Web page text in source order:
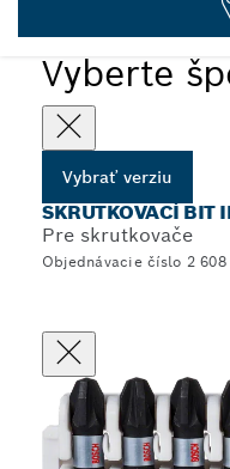
Vyberte
Vybrať verziu
SKRUTKOVACÍ BIT
Pre skrutkovače
Objednávacie číslo 2 608